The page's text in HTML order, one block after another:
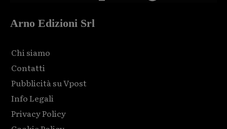
Arno Edizioni Srl
Chi siamo
Contatti
Pubblicità su Vpost
Info Legali
Privacy Policy